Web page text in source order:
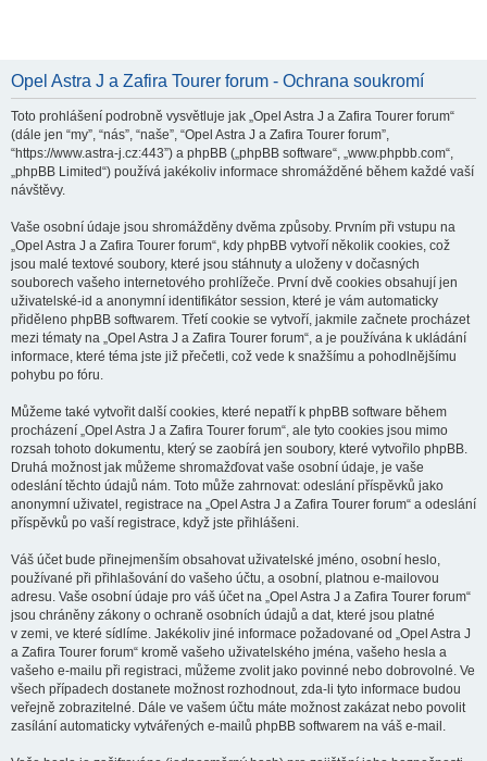
Opel Astra J a Zafira Tourer forum - Ochrana soukromí
Toto prohlášení podrobně vysvětluje jak „Opel Astra J a Zafira Tourer forum“
(dále jen “my”, “nás”, “naše”, “Opel Astra J a Zafira Tourer forum”,
“https://www.astra-j.cz:443”) a phpBB („phpBB software“, „www.phpbb.com“,
„phpBB Limited“) používá jakékoliv informace shromážděné během každé vaší
návštěvy.
Vaše osobní údaje jsou shromážděny dvěma způsoby. Prvním při vstupu na
„Opel Astra J a Zafira Tourer forum“, kdy phpBB vytvoří několik cookies, což
jsou malé textové soubory, které jsou stáhnuty a uloženy v dočasných
souborech vašeho internetového prohlížeče. První dvě cookies obsahují jen
uživatelské-id a anonymní identifikátor session, které je vám automaticky
přiděleno phpBB softwarem. Třetí cookie se vytvoří, jakmile začnete procházet
mezi tématy na „Opel Astra J a Zafira Tourer forum“, a je používána k ukládání
informace, které téma jste již přečetli, což vede k snažšímu a pohodlnějšímu
pohybu po fóru.
Můžeme také vytvořit další cookies, které nepatří k phpBB software během
procházení „Opel Astra J a Zafira Tourer forum“, ale tyto cookies jsou mimo
rozsah tohoto dokumentu, který se zaobírá jen soubory, které vytvořilo phpBB.
Druhá možnost jak můžeme shromažďovat vaše osobní údaje, je vaše
odeslání těchto údajů nám. Toto může zahrnovat: odeslání příspěvků jako
anonymní uživatel, registrace na „Opel Astra J a Zafira Tourer forum“ a odeslání
příspěvků po vaší registrace, když jste přihlášeni.
Váš účet bude přinejmenším obsahovat uživatelské jméno, osobní heslo,
používané při přihlašování do vašeho účtu, a osobní, platnou e-mailovou
adresu. Vaše osobní údaje pro váš účet na „Opel Astra J a Zafira Tourer forum“
jsou chráněny zákony o ochraně osobních údajů a dat, které jsou platné
v zemi, ve které sídlíme. Jakékoliv jiné informace požadované od „Opel Astra J
a Zafira Tourer forum“ kromě vašeho uživatelského jména, vašeho hesla a
vašeho e-mailu při registraci, můžeme zvolit jako povinné nebo dobrovolné. Ve
všech případech dostanete možnost rozhodnout, zda-li tyto informace budou
veřejně zobrazitelné. Dále ve vašem účtu máte možnost zakázat nebo povolit
zasílání automaticky vytvářených e-mailů phpBB softwarem na váš e-mail.